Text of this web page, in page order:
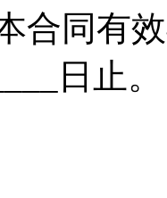
同有效
日止